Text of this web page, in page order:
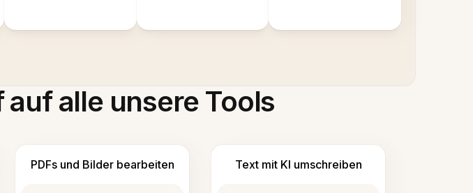
alle unsere Tools
PDFs und Bilder bearbeiten Text mit KI umschreiben